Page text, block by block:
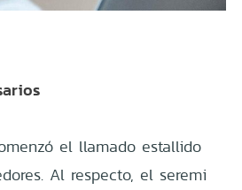
el llamado estallido
Al respecto, el seremi